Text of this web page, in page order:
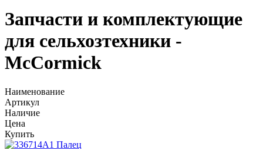
Запчасти и комплектующие
для сельхозтехники -
McCormick
Наименование
Артикул
Наличие
Цена
Купить